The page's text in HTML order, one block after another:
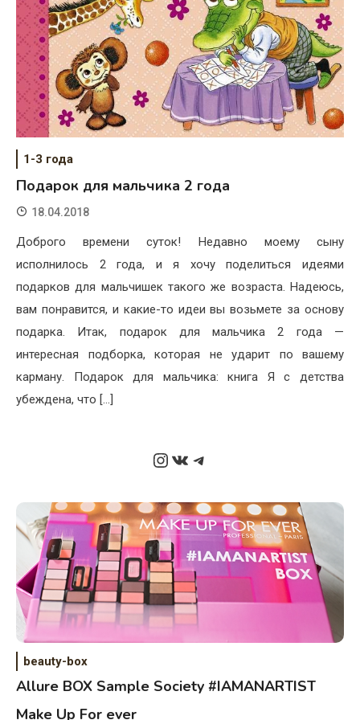
1-3 года
Подарок для мальчика 2 года
18.04.2018
Доброго времени суток! Недавно моему сыну
исполнилось 2 года, и я хочу поделиться идеями
подарков для мальчишек такого же возраста. Надеюсь,
вам понравится, и какие-то идеи вы возьмете за основу
подарка. Итак, подарок для мальчика 2 года —
интересная подборка, которая не ударит по вашему
карману. Подарок для мальчика: книга Я с детства
убеждена, что […]
Instagram
ВКонтакте
Telegram
beauty-box
Allure BOX Sample Society #IAMANARTIST
Make Up For ever